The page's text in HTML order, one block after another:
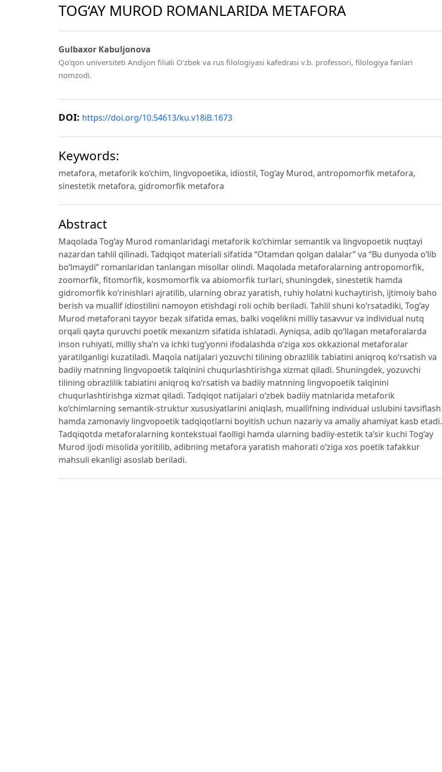
TOG‘AY MUROD ROMANLARIDA METAFORA
Gulbaxor Kabuljonova
Qo‘qon universiteti Andijon filiali O‘zbek va rus filologiyasi kafedrasi v.b. professori, filologiya fanlari
nomzodi.
DOI: https://doi.org/10.54613/ku.v18iB.1673
Keywords:
metafora, metaforik ko‘chim, lingvopoetika, idiostil, Tog‘ay Murod, antropomorfik metafora,
sinestetik metafora, gidromorfik metafora
Abstract
Maqolada Tog‘ay Murod romanlaridagi metaforik ko‘chimlar semantik va lingvopoetik nuqtayi
nazardan tahlil qilinadi. Tadqiqot materiali sifatida “Otamdan qolgan dalalar” va “Bu dunyoda o‘lib
bo‘lmaydi” romanlaridan tanlangan misollar olindi. Maqolada metaforalarning antropomorfik,
zoomorfik, fitomorfik, kosmomorfik va abiomorfik turlari, shuningdek, sinestetik hamda
gidromorfik ko‘rinishlari ajratilib, ularning obraz yaratish, ruhiy holatni kuchaytirish, ijtimoiy baho
berish va muallif idiostilini namoyon etishdagi roli ochib beriladi. Tahlil shuni ko‘rsatadiki, Tog‘ay
Murod metaforani tayyor bezak sifatida emas, balki voqelikni milliy tasavvur va individual nutq
orqali qayta quruvchi poetik mexanizm sifatida ishlatadi. Ayniqsa, adib qo‘llagan metaforalarda
inson ruhiyati, milliy sha’n va ichki tug‘yonni ifodalashda o‘ziga xos okkazional metaforalar
yaratilganligi kuzatiladi. Maqola natijalari yozuvchi tilining obrazlilik tabiatini aniqroq ko‘rsatish va
badiiy matnning lingvopoetik talqinini chuqurlashtirishga xizmat qiladi. Shuningdek, yozuvchi
tilining obrazlilik tabiatini aniqroq ko‘rsatish va badiiy matnning lingvopoetik talqinini
chuqurlashtirishga xizmat qiladi. Tadqiqot natijalari o‘zbek badiiy matnlarida metaforik
ko‘chimlarning semantik-struktur xususiyatlarini aniqlash, muallifning individual uslubini tavsiflash
hamda zamonaviy lingvopoetik tadqiqotlarni boyitish uchun nazariy va amaliy ahamiyat kasb etadi.
Tadqiqotda metaforalarning kontekstual faolligi hamda ularning badiiy-estetik ta’sir kuchi Tog‘ay
Murod ijodi misolida yoritilib, adibning metafora yaratish mahorati o‘ziga xos poetik tafakkur
mahsuli ekanligi asoslab beriladi.